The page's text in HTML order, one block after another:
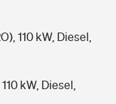
110 kW, Diesel,
kW, Diesel,